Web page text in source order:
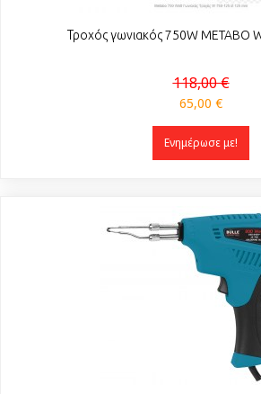
Τροχός γωνιακός 750W METABO
118,00 €
65,00 €
Ενημέρωσε με!